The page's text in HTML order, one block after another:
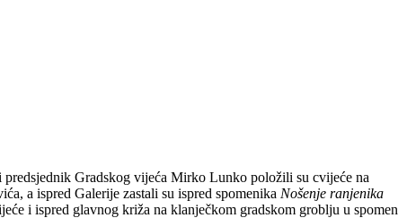
Gradskog vijeća Mirko Lunko položili su cvijeće na
a ispred Galerije zastali su ispred spomenika Nošenje ranjenika
i ispred glavnog križa na klanječkom gradskom groblju u spomen